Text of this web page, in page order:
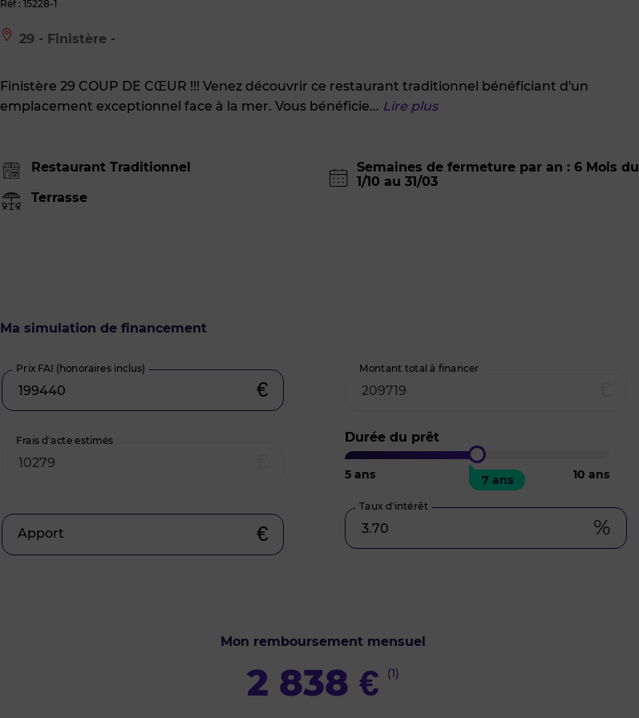
Réf : 15228-1
Le
bien
à
:
29
29 - Finistère -
Finistère 29 COUP DE CŒUR !!! Venez découvrir ce restaurant traditionnel bénéficiant d'un
emplacement exceptionnel face à la mer. Vous bénéficie... Lire plus
Restaurant Traditionnel
Terrasse
Semaines de fermeture par an : 6 Mois du
1/10 au 31/03
Ma simulation de financement
Prix FAI (honoraires inclus)
€
Frais d’acte estimés
Apport €
Montant total à financer
Durée du prêt
5 ans 10 ans
7 ans
Taux d’intérêt
%
Mon remboursement mensuel
2 838 € (1)